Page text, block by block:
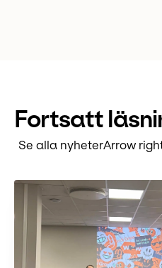
Fortsatt
Arrow
Se alla nyheter